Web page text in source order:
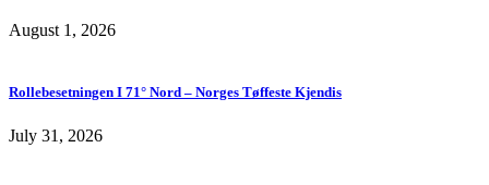
August 1, 2026
Rollebesetningen I 71° Nord – Norges Tøffeste Kjendis
July 31, 2026